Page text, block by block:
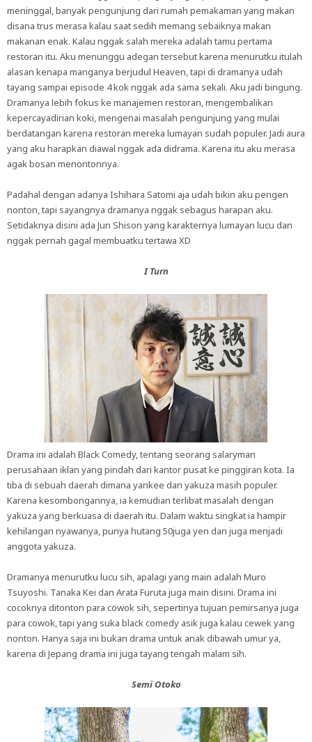
meninggal, banyak pengunjung dari rumah pemakaman yang makan
disana trus merasa kalau saat sedih memang sebaiknya makan
makanan enak. Kalau nggak salah mereka adalah tamu pertama
restoran itu. Aku menunggu adegan tersebut karena menurutku itulah
alasan kenapa manganya berjudul Heaven, tapi di dramanya udah
tayang sampai episode 4 kok nggak ada sama sekali. Aku jadi bingung.
Dramanya lebih fokus ke manajemen restoran, mengembalikan
kepercayadirian koki, mengenai masalah pengunjung yang mulai
berdatangan karena restoran mereka lumayan sudah populer. Jadi aura
yang aku harapkan diawal nggak ada didrama. Karena itu aku merasa
agak bosan menontonnya.
Padahal dengan adanya Ishihara Satomi aja udah bikin aku pengen
nonton, tapi sayangnya dramanya nggak sebagus harapan aku.
Setidaknya disini ada Jun Shison yang karakternya lumayan lucu dan
nggak pernah gagal membuatku tertawa XD
I Turn
Drama ini adalah Black Comedy, tentang seorang salaryman
perusahaan iklan yang pindah dari kantor pusat ke pinggiran kota. Ia
tiba di sebuah daerah dimana yankee dan yakuza masih populer.
Karena kesombongannya, ia kemudian terlibat masalah dengan
yakuza yang berkuasa di daerah itu. Dalam waktu singkat ia hampir
kehilangan nyawanya, punya hutang 50juga yen dan juga menjadi
anggota yakuza.
Dramanya menurutku lucu sih, apalagi yang main adalah Muro
Tsuyoshi. Tanaka Kei dan Arata Furuta juga main disini. Drama ini
cocoknya ditonton para cowok sih, sepertinya tujuan pemirsanya juga
para cowok, tapi yang suka black comedy asik juga kalau cewek yang
nonton. Hanya saja ini bukan drama untuk anak dibawah umur ya,
karena di Jepang drama ini juga tayang tengah malam sih.
Semi Otoko